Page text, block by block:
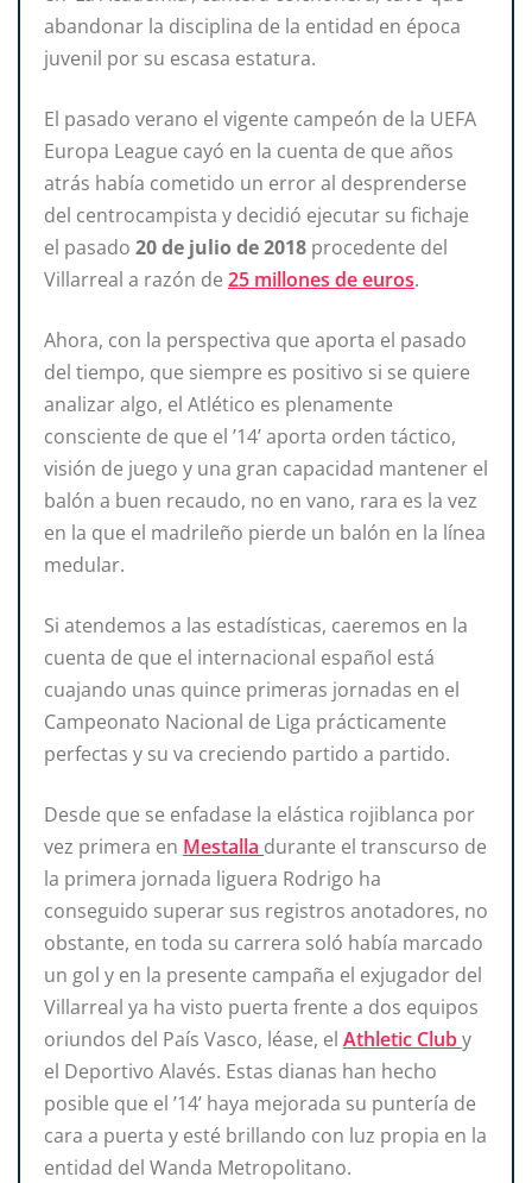
abandonar la disciplina de la entidad en época
juvenil por su escasa estatura.
El pasado verano el vigente campeón de la UEFA
Europa League cayó en la cuenta de que años
atrás había cometido un error al desprenderse
del centrocampista y decidió ejecutar su fichaje
el pasado 20 de julio de 2018 procedente del
Villarreal a razón de 25 millones de euros.
Ahora, con la perspectiva que aporta el pasado
del tiempo, que siempre es positivo si se quiere
analizar algo, el Atlético es plenamente
consciente de que el ’14’ aporta orden táctico,
visión de juego y una gran capacidad mantener el
balón a buen recaudo, no en vano, rara es la vez
en la que el madrileño pierde un balón en la línea
medular.
Si atendemos a las estadísticas, caeremos en la
cuenta de que el internacional español está
cuajando unas quince primeras jornadas en el
Campeonato Nacional de Liga prácticamente
perfectas y su va creciendo partido a partido.
Desde que se enfadase la elástica rojiblanca por
vez primera en Mestalla durante el transcurso de
la primera jornada liguera Rodrigo ha
conseguido superar sus registros anotadores, no
obstante, en toda su carrera soló había marcado
un gol y en la presente campaña el exjugador del
Villarreal ya ha visto puerta frente a dos equipos
oriundos del País Vasco, léase, el Athletic Cluby
el Deportivo Alavés. Estas dianas han hecho
posible que el ’14’ haya mejorada su puntería de
cara a puerta y esté brillando con luz propia en la
entidad del Wanda Metropolitano.